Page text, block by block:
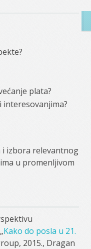
plata?
i izbora relevantnog
u promenljivom
Kako do posla u 21.
2015., Dragan